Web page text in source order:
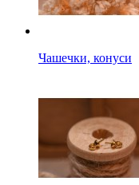
Чашечки, конуси